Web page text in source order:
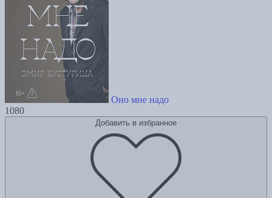
Оно мне надо
1080
Добавить в избранное